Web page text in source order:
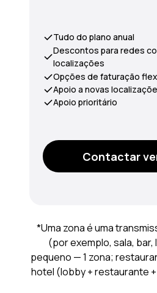
*Uma zona é uma
(por exemplo, sala,
pequeno — 1 zona;
hotel (lobby + restaurante
Contactar
Tudo do plano anual
Descontos para redes
localizações
Opções de faturação
Apoio a novas
Apoio prioritário